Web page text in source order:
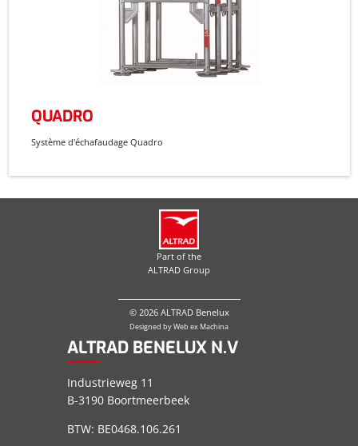
QUADRO
Système d'échafaudage Quadro
Part of the
ALTRAD Group
© 2026 ALTRAD Benelux
Designed byWeb ex Machina
ALTRAD BENELUX N.V
Industrieweg 11
B-3190 Boortmeerbeek
BTW: BE0468.106.261